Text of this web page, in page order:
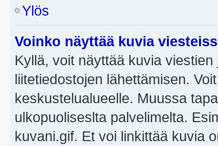
Ylös
Voinko näyttää kuvia
Kyllä, voit näyttää kuvia
liitetiedostojen lähettämisen.
keskustelualueelle. Muussa
ulkopuoliseslta palvelimelta.
kuvani.gif. Et voi linkittää kuvia